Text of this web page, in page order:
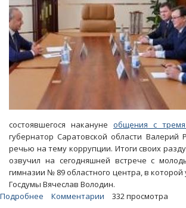
состоявшегося накануне общения с
губернатор Саратовской области Валерий
речью на тему коррупции. Итоги своих
озвучил на сегодняшней встрече с
гимназии № 89 областного центра, в которой
Госдумы Вячеслав Володин.
Подробнее
Комментарии 332 просмотра